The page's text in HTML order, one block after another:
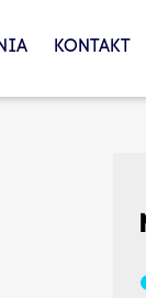
KONTAKT